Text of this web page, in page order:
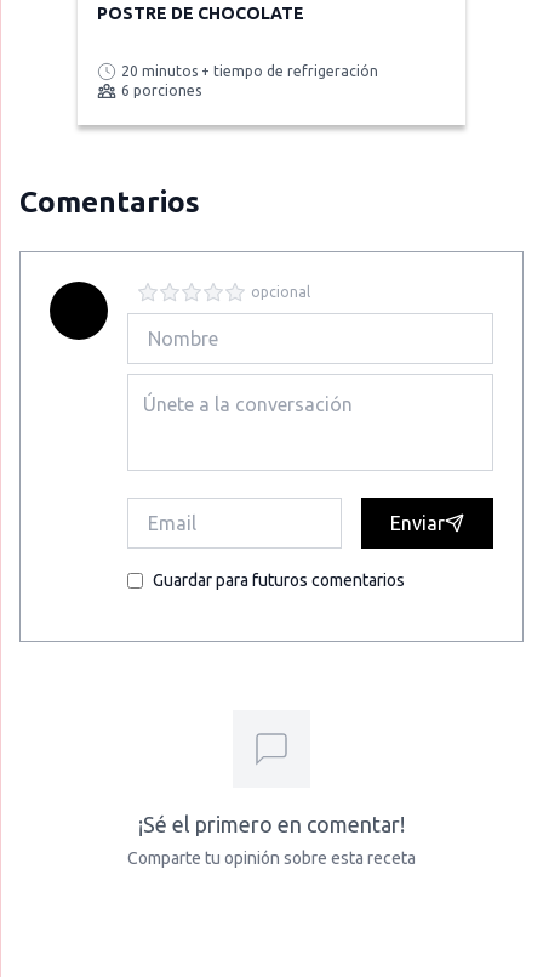
POSTRE DE CHOCOLATE
20 minutos + tiempo de refrigeración
6 porciones
Comentarios
opcional
Enviar
Guardar para futuros comentarios
¡Sé el primero en comentar!
Comparte tu opinión sobre esta receta